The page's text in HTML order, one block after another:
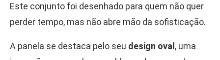
Este conjunto foi desenhado para quem não quer
perder tempo, mas não abre mão da sofisticação.
A panela se destaca pelo seu design oval , uma